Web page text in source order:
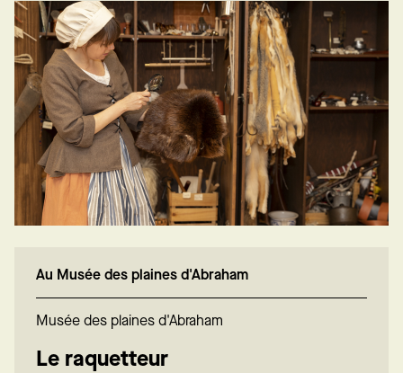
Au Musée des plaines d'Abraham
Musée des plaines d'Abraham
Le raquetteur